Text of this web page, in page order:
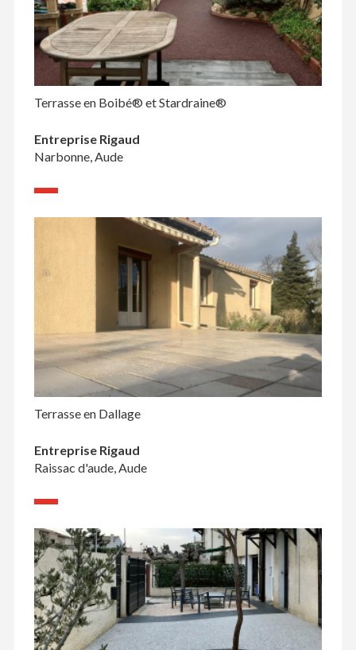
Terrasse en Boibé® et Stardraine®
Entreprise Rigaud
Narbonne, Aude
Terrasse en Dallage
Entreprise Rigaud
Raissac d'aude, Aude